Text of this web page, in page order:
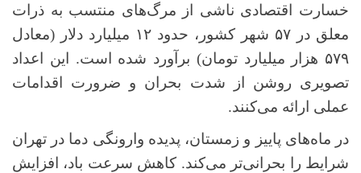
خسارت اقتصادی ناشی از مرگ‌های منتسب به ذرات
معلق در ۵۷ شهر کشور، حدود ۱۲ میلیارد دلار (معادل
۵۷۹ هزار میلیارد تومان) برآورد شده است. این اعداد
تصویری روشن از شدت بحران و ضرورت اقدامات
عملی ارائه می‌کنند.
در ماه‌های پاییز و زمستان، پدیده وارونگی دما در تهران
شرایط را بحرانی‌تر می‌کند. کاهش سرعت باد، افزایش